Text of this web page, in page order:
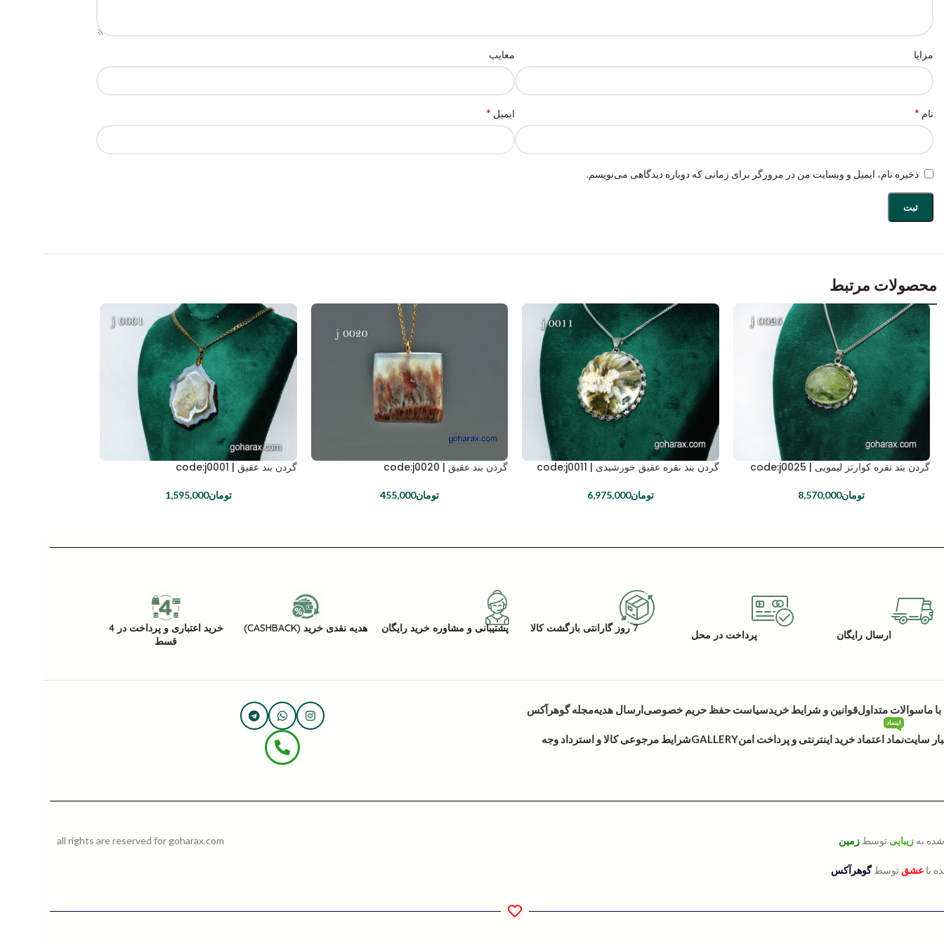
مزایا معایب
نام * ایمیل *
ذخیره نام، ایمیل و وبسایت من در مرورگر برای زمانی که دوباره دیدگاهی می‌نویسم.
محصولات مرتبط
گردن بند نقره کوارتز لیمویی | code:j0025
تومان8,570,000
گردن بند نقره عقیق خورشیدی | code:j0011
تومان6,975,000
گردن بند عقیق | code:j0020
تومان455,000
گردن بند عقیق | code:j0001
تومان1,595,000
ارسال رایگان پرداخت در محل
7 روز گارانتی بازگشت کالا پشتیبانی و مشاوره خرید رایگان هدیه نقدی خرید (CASHBACK)
خرید اعتباری و پرداخت در 4
قسط
ماسوالات متداولقوانین و شرایط خریدسیاست حفظ حریم خصوصیارسال هدیهمجله گوهرآکس
سایتنماد اعتماد خرید اینترنتی و پرداخت امن
اینماد
GALLERYشرایط مرجوعی کالا و استرداد وجه
بهزیبایی توسطزمین
باعشق توسطگوهرآکس
all rights are reserved for goharax.com